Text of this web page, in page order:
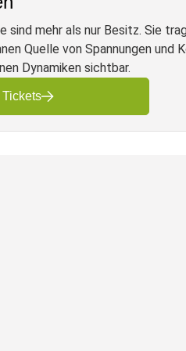
sind mehr als nur Besitz. Sie
Quelle von Spannungen
Dynamiken sichtbar.